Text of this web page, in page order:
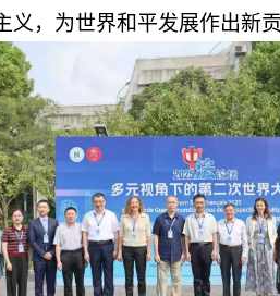
，为世界和平发展作出新贡